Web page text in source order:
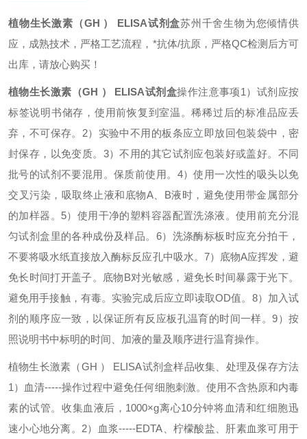
植物生长激素（GH ） ELISA试剂盒苏州千舍生物为您倾情供
应，成熟技术，严格工艺流程，*抗体/抗原，严格QC检测后方可
出库，请放心购买！
植物生长激素（GH ） ELISA试剂盒操作注意事项1 ）试剂应按
标签说明书储存，使用前恢复到室温。稀稀过后的标准品应丢
弃，不可保存。 2）实验中不用的板条应立即放回包装袋中，密
封保存，以免变质。 3）不用的其它试剂应包装好或盖好。不同
批号的试剂不要混用。保质前使用。 4）使用一次性的吸头以免
交叉污染，吸取终止液和底物A、 B液时，避免使用带金属部分
的加样器。 5）使用干净的塑料容器配置洗涤液。使用前充分混
匀试剂盒里的各种成份及样品。 6）洗涤酶标板时应充分拍干，
不要将吸水纸直接放入酶标反应孔中吸水。 7）底物A应挥发，避
免长时间打开盖子。底物B对光敏感，避免长时间暴露于光下。
避免用手接触，有毒。实验完成后应立即读取OD值。 8）加入试
剂的顺序应一致，以保证所有反应板孔温育的时间一样。9）按
照说明书中标明的时间、加液的量及顺序进行温育操作。
植物生长激素（GH ） ELISA试剂盒样品收集、处理及保存方法
1 ）血清-----操作过程中避免任何细胞刺激。使用不含热原和内毒
素的试管。收集血液后， 1000×g离心10分钟将血清和红细胞迅
速小心地分离。 2）血浆-----EDTA 、柠檬酸盐、肝素血浆可用于